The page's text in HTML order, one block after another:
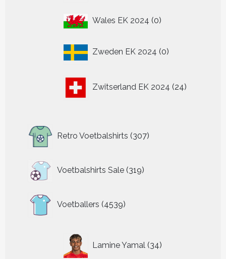
Wales EK 2024 00
Zweden EK 2024 0
producten
Zwitserland EK 2024 24
producten
Retro Voetbalshirts 307
producten
Voetbalshirts Sale 319
319
producten
Voetballers 4539
producten
Lamine Yamal 34
producten